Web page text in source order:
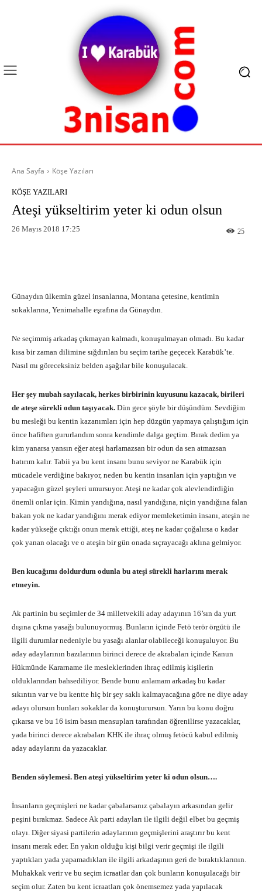
Ana Sayfa Köşe Yazıları
KÖŞE YAZILARI
Ateşi yükseltirim yeter ki odun olsun
26 Mayıs 2018 17:25 25
Günaydın ülkemin güzel insanlarına, Montana çetesine, kentimin
sokaklarına, Yenimahalle eşrafına da Günaydın.
Ne seçimmiş arkadaş çıkmayan kalmadı, konuşulmayan olmadı. Bu kadar
kısa bir zaman dilimine sığdırılan bu seçim tarihe geçecek Karabük’te.
Nasıl mı göreceksiniz belden aşağılar bile konuşulacak.
Her şey mubah sayılacak, herkes birbirinin kuyusunu kazacak, birileri
de ateşe sürekli odun taşıyacak. Dün gece şöyle bir düşündüm. Sevdiğim
bu mesleği bu kentin kazanımları için hep düzgün yapmaya çalıştığım için
önce hafiften gururlandım sonra kendimle dalga geçtim. Bırak dedim ya
kim yanarsa yansın eğer ateşi harlamazsan bir odun da sen atmazsan
hatırım kalır. Tabii ya bu kent insanı bunu seviyor ne Karabük için
mücadele verdiğine bakıyor, neden bu kentin insanları için yaptığın ve
yapacağın güzel şeyleri umursuyor. Ateşi ne kadar çok alevlendirdiğin
önemli onlar için. Kimin yandığına, nasıl yandığına, niçin yandığına falan
bakan yok ne kadar yandığını merak ediyor memleketimin insanı, ateşin ne
kadar yükseğe çıktığı onun merak ettiği, ateş ne kadar çoğalırsa o kadar
çok yanan olacağı ve o ateşin bir gün onada sıçrayacağı aklına gelmiyor.
Ben kucağımı doldurdum odunla bu ateşi sürekli harlarım merak
etmeyin.
Ak partinin bu seçimler de 34 milletvekili aday adayının 16’sın da yurt
dışına çıkma yasağı bulunuyormuş. Bunların içinde Fetö terör örgütü ile
ilgili durumlar nedeniyle bu yasağı alanlar olabileceği konuşuluyor. Bu
aday adaylarının bazılarının birinci derece de akrabaları içinde Kanun
Hükmünde Kararname ile mesleklerinden ihraç edilmiş kişilerin
olduklarından bahsediliyor. Bende bunu anlamam arkadaş bu kadar
sıkıntın var ve bu kentte hiç bir şey saklı kalmayacağına göre ne diye aday
adayı olursun bunları sokaklar da konuşturursun. Yarın bu konu doğru
çıkarsa ve bu 16 isim basın mensupları tarafından öğrenilirse yazacaklar,
yada birinci derece akrabaları KHK ile ihraç olmuş fetöcü kabul edilmiş
aday adaylarını da yazacaklar.
Benden söylemesi. Ben ateşi yükseltirim yeter ki odun olsun….
İnsanların geçmişleri ne kadar çabalarsanız çabalayın arkasından gelir
peşini bırakmaz. Sadece Ak parti adayları ile ilgili değil elbet bu geçmiş
olayı. Diğer siyasi partilerin adaylarının geçmişlerini araştırır bu kent
insanı merak eder. En yakın olduğu kişi bilgi verir geçmişi ile ilgili
yaptıkları yada yapamadıkları ile ilgili arkadaşının geri de bıraktıklarının.
Muhakkak verir ve bu seçim icraatlar dan çok bunların konuşulacağı bir
seçim olur. Zaten bu kent icraatları çok önemsemez yada yapılacak